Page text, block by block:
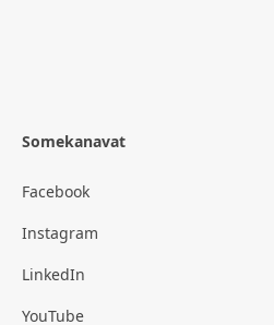
Somekanavat
Facebook
Instagram
LinkedIn
YouTube